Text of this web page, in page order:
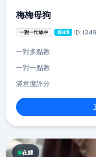
梅梅母狗
一對一忙線中 i349 ID:
一對多點數
一對一點數
滿意度評分
在線